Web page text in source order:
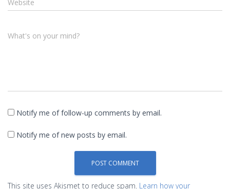
Website
What's on your mind?
Notify me of follow-up comments by email.
Notify me of new posts by email.
This site uses Akismet to reduce spam. Learn how your